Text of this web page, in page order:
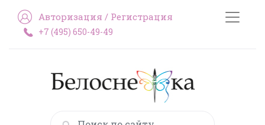
Авторизация / Регистрация
+7 (495) 650-49-49